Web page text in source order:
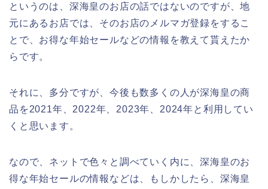
というのは、深海皇のお店の話ではないのですが、地
元にあるお店では、そのお店のメルマガ登録をするこ
とで、お得な年始セールなどの情報を教えて貰えたか
らです。
それに、多分ですが、今後も数多くの人が深海皇の商
品を2021年、2022年、2023年、2024年と利用してい
くと思います。
なので、ネットで色々と調べていく内に、深海皇のお
得な年始セールの情報などは、もしかしたら、深海皇